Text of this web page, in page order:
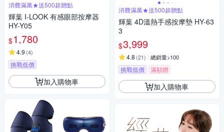
消費滿萬★送500超贈點
輝葉 I-LOOK 有感眼部按摩器
HY-Y05
$1,780
4.9 (4)
挑戰低價
加入購物車
消費滿萬★送500超贈點
輝葉 4D溫熱手感按摩墊 HY-63
3
$3,999
4.8 (21) 總銷量>100
挑戰低價 滿額贈
加入購物車